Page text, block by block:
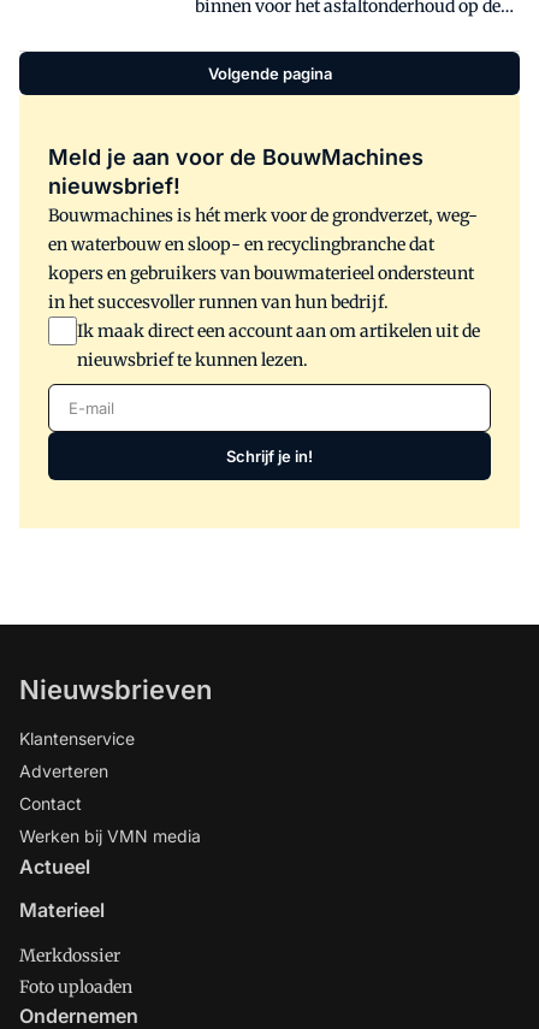
binnen voor het asfaltonderhoud op de
CO2-reductie en het gebruik van minder
primaire grondstoffen hadden zij vooraf
emissievrije machines wordt niet
Volgende pagina
Meld je aan voor de BouwMachines
nieuwsbrief!
Bouwmachines is hét merk voor de grondverzet, weg-
en waterbouw en sloop- en recyclingbranche dat
kopers en gebruikers van bouwmaterieel ondersteunt
in het succesvoller runnen van hun bedrijf.
Ik maak direct een account aan om artikelen uit de
nieuwsbrief te kunnen lezen.
E-mail
Schrijf je in!
Nieuwsbrieven
Klantenservice
Adverteren
Contact
Werken bij VMN media
Actueel
Materieel
Merkdossier
Foto uploaden
Ondernemen